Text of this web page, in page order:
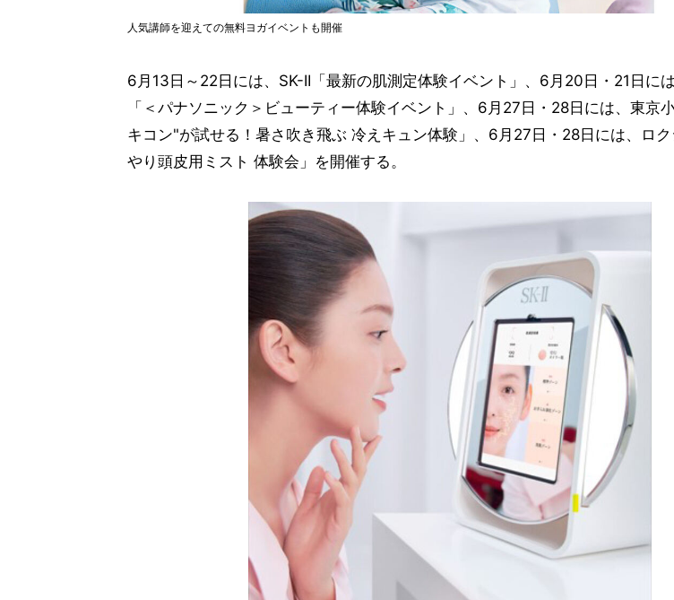
人気講師を迎えての無料ヨガイベントも開催
6月13日～22日には、SK-II「最新の肌測定体験イベント」、6月20日・21日に
「＜パナソニック＞ビューティー体験イベント」、6月27日・28日には、東京
キコン"が試せる！暑さ吹き飛ぶ 冷えキュン体験」、6月27日・28日には、ロ
やり頭皮用ミスト 体験会」を開催する。